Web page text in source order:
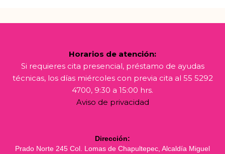
Horarios de atención:
Si requieres cita presencial, préstamo de ayudas
técnicas, los días miércoles con previa cita al 55 5292
4700, 9:30 a 15:00 hrs.
Aviso de privacidad
Dirección:
Prado Norte 245 Col. Lomas de Chapultepec, Alcaldía Miguel